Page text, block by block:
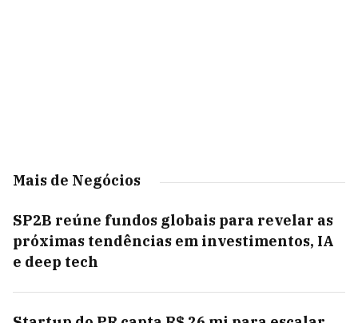
Mais de Negócios
SP2B reúne fundos globais para revelar as
próximas tendências em investimentos, IA
e deep tech